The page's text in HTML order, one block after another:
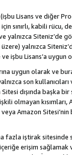
Lisans ve diğer
için sınırlı, kabili
Siteniz’de
üzere) yalnızca
ve işbu Lisans’a
uygun olarak ve
son
dışında başka
olmayan
veya Amazon
fazla iştirak
erişim sağlamak